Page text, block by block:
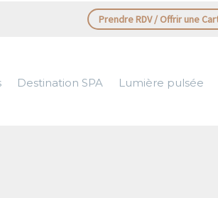
Prendre RDV / Offrir une
Destination SPA Lumière pulsée